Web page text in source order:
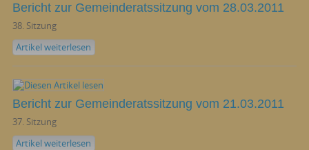
Bericht zur Gemeinderatssitzung vom 28.03.2011
38. Sitzung
Artikel weiterlesen
Bericht zur Gemeinderatssitzung vom 21.03.2011
37. Sitzung
Artikel weiterlesen